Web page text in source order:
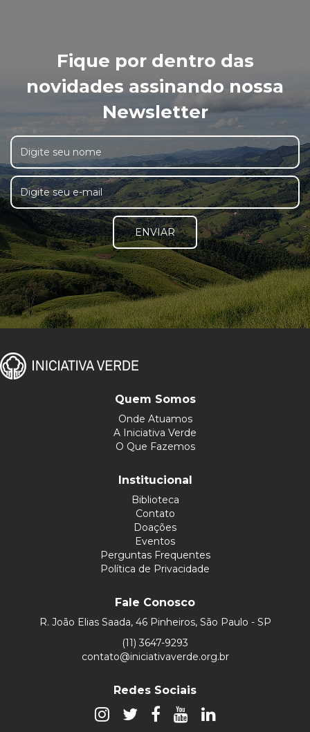
Fique por dentro das
novidades assinando nossa
Newsletter
ENVIAR
Quem Somos
Onde Atuamos
A Iniciativa Verde
O Que Fazemos
Institucional
Biblioteca
Contato
Doações
Eventos
Perguntas Frequentes
Política de Privacidade
Fale Conosco
R. João Elias Saada, 46 Pinheiros, São Paulo - SP
(11) 3647-9293
contato@iniciativaverde.org.br
Redes Sociais